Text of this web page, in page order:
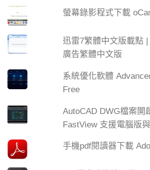
螢幕錄影程式下載
迅雷7繁體中文版載點
廣告繁體中文版
系統優化軟體
Free
AutoCAD DWG檔案開
FastView 支援電腦版
手機pdf閱讀器下載